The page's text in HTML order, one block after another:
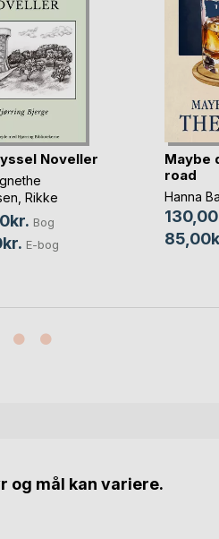
Noveller
, Rikke
Brøndt
Bog
E-bog
Maybe
road
Hanna
og mål kan variere.